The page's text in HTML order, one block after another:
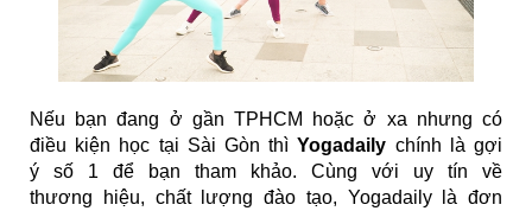
Nếu bạn đang ở gần TPHCM hoặc ở xa nhưng có
điều kiện học tại Sài Gòn thìYogadaily chính là gợi
ý số 1 để bạn tham khảo. Cùng với uy tín về
thương hiệu, chất lượng đào tạo, Yogadaily là đơn